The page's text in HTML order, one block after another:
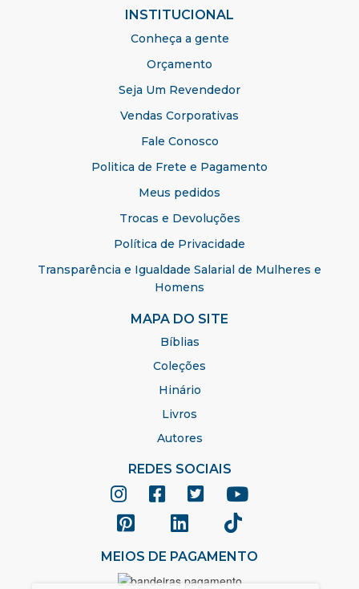
INSTITUCIONAL
Conheça a gente
Orçamento
Seja Um Revendedor
Vendas Corporativas
Fale Conosco
Politica de Frete e Pagamento
Meus pedidos
Trocas e Devoluções
Política de Privacidade
Transparência e Igualdade Salarial de Mulheres e
Homens
MAPA DO SITE
Bíblias
Coleções
Hinário
Livros
Autores
REDES SOCIAIS
MEIOS DE PAGAMENTO